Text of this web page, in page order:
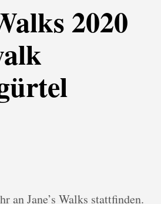
2020
an Jane’s Walks stattfinden.